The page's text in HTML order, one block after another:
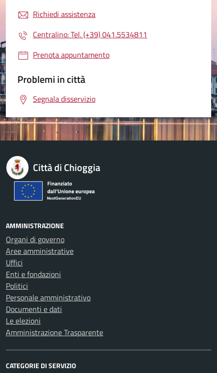
Richiedi assistenza
Centralino: Tel. (+39) 041.5534811
Prenota appuntamento
Problemi in città
Segnala disservizio
Città di Chioggia
AMMINISTRAZIONE
Organi di governo
Aree amministrative
Uffici
Enti e fondazioni
Politici
Personale amministrativo
Documenti e dati
Le elezioni
Amministrazione Trasparente
CATEGORIE DI SERVIZIO